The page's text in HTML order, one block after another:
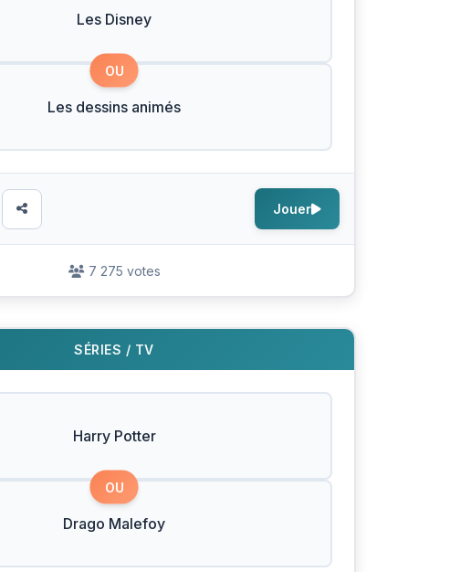
Les Disney
OU
Les dessins animés
Jouer
7 275 votes
SÉRIES / TV
Harry Potter
OU
Drago Malefoy